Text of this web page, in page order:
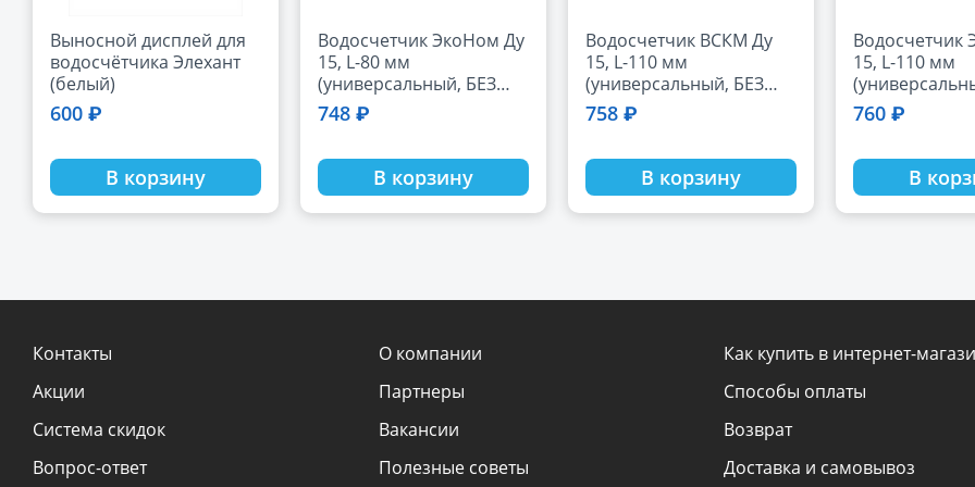
Выносной дисплей для
водосчётчика Элехант
(белый)
600 ₽
В корзину
Водосчетчик ЭкоНом Ду
15, L-80 мм
(универсальный, БЕЗ
сгонов)
748 ₽
В корзину
Водосчетчик ВСКМ Ду
15, L-110 мм
(универсальный, БЕЗ
СГОНОВ)
758 ₽
В корзину
Водосчетчик ЭкоНом Ду
15, L-110 мм
СГОНОВ)
760 ₽
В
Контакты
Акции
Система скидок
Вопрос-ответ
О компании
Партнеры
Вакансии
Полезные советы
Как купить в интернет-
Способы оплаты
Возврат
Доставка и самовывоз